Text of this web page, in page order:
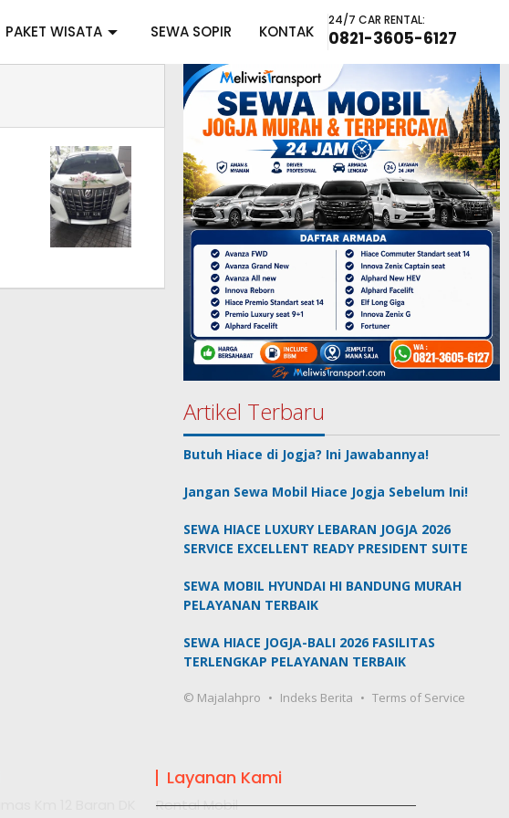
PAKET WISATA SEWA SOPIR KONTAK
24/7 CAR RENTAL:
0821-3605-6127
Artikel Terbaru
Butuh Hiace di Jogja? Ini Jawabannya!
Jangan Sewa Mobil Hiace Jogja Sebelum Ini!
SEWA HIACE LUXURY LEBARAN JOGJA 2026
SERVICE EXCELLENT READY PRESIDENT SUITE
SEWA MOBIL HYUNDAI HI BANDUNG MURAH
PELAYANAN TERBAIK
SEWA HIACE JOGJA-BALI 2026 FASILITAS
TERLENGKAP PELAYANAN TERBAIK
© Majalahpro Indeks Berita Terms of Service
Layanan Kami
Rental Mobil